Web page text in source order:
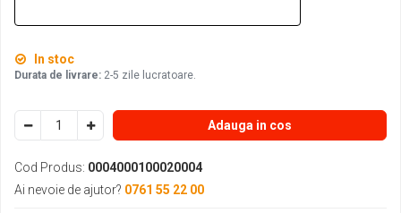
In stoc
Durata de livrare: 2-5 zile lucratoare.
Adauga in cos
Cod Produs: 0004000100020004
Ai nevoie de ajutor? 0761 55 22 00